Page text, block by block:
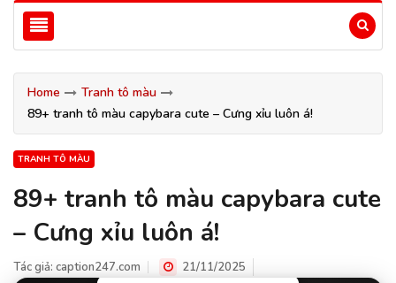
Home
Tranh tô màu
89+ tranh tô màu capybara cute – Cưng xỉu luôn á!
TRANH TÔ MÀU
89+ tranh tô màu capybara cute
– Cưng xỉu luôn á!
Tác giả: caption247.com 21/11/2025